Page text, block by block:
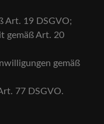
Art. 19 DSGVO;
gemäß Art. 20
gemäß
77 DSGVO.